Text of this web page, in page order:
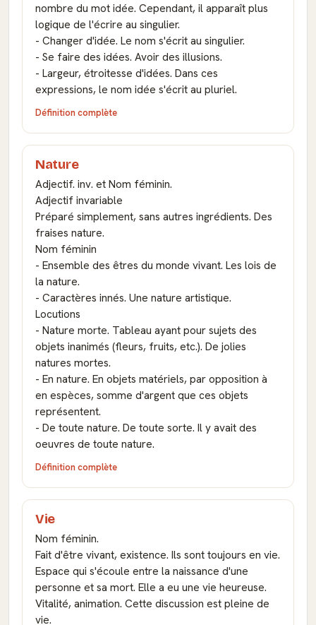
nombre du mot idée. Cependant, il apparaît plus
logique de l'écrire au singulier.
- Changer d'idée. Le nom s'écrit au singulier.
- Se faire des idées. Avoir des illusions.
- Largeur, étroitesse d'idées. Dans ces
expressions, le nom idée s'écrit au pluriel.
Définition complète
Nature
Adjectif. inv. et Nom féminin.
Adjectif invariable
Préparé simplement, sans autres ingrédients. Des
fraises nature.
Nom féminin
- Ensemble des êtres du monde vivant. Les lois de
la nature.
- Caractères innés. Une nature artistique.
Locutions
- Nature morte. Tableau ayant pour sujets des
objets inanimés (fleurs, fruits, etc.). De jolies
natures mortes.
- En nature. En objets matériels, par opposition à
en espèces, somme d'argent que ces objets
représentent.
- De toute nature. De toute sorte. Il y avait des
oeuvres de toute nature.
Définition complète
Vie
Nom féminin.
Fait d'être vivant, existence. Ils sont toujours en vie.
Espace qui s'écoule entre la naissance d'une
personne et sa mort. Elle a eu une vie heureuse.
Vitalité, animation. Cette discussion est pleine de
vie.